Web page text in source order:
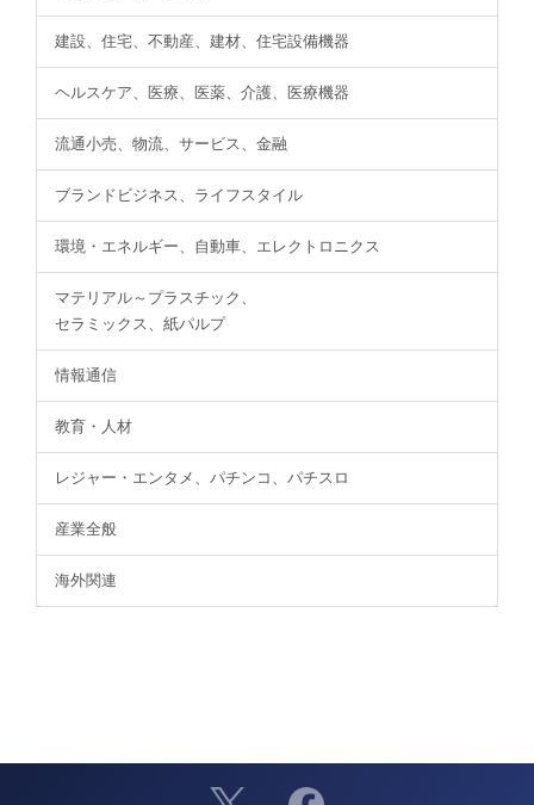
建設、住宅、不動産、建材、住宅設備機器
ヘルスケア、医療、医薬、介護、医療機器
流通小売、物流、サービス、金融
ブランドビジネス、ライフスタイル
環境・エネルギー、自動車、エレクトロニクス
マテリアル～プラスチック、
セラミックス、紙パルプ
情報通信
教育・人材
レジャー・エンタメ、パチンコ、パチスロ
産業全般
海外関連